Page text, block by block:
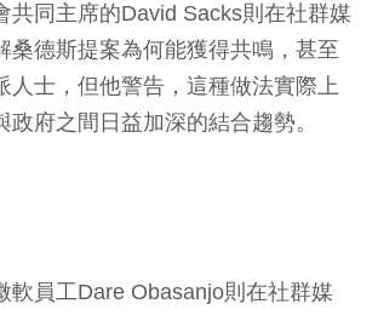
共同主席的David Sacks則在社群媒
桑德斯提案為何能獲得共鳴，甚至
人士，但他警告，這種做法實際上
政府之間日益加深的結合趨勢。
軟員工Dare Obasanjo則在社群媒